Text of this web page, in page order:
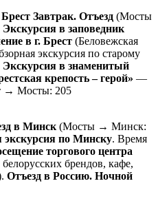
Завтрак. Отъезд (Мосты
Экскурсия в заповедник
в г. Брест (Беловежская
экскурсия по старому
Экскурсия в знаменитый
крепость – герой» —
→ Мосты: 205
в Минск (Мосты → Минск:
экскурсия по Минску. Время
торгового центра
брендов, кафе,
Отъезд в Россию. Ночной